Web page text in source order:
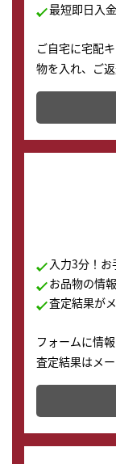
最短即日入金
ご自宅に宅配
物を入れ、ご
テムです。
配送でも簡単
す。
入力3分！お
お品物の情
査定結果が
フォームに情
査定結果はメ
かります。